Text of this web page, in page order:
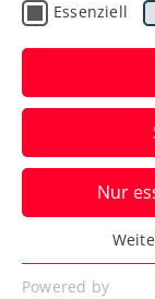
Am
die
Essenziell
Nur
Essenziell
Essenzielle
Powered by